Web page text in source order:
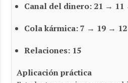
Canal del dinero: 21 → 11
Cola kármica:7 → 19 → 12
Relaciones: 15
Aplicación práctica